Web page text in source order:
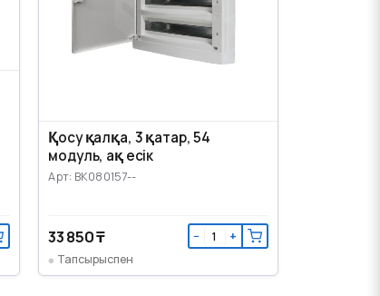
Қосу қалқа, 3 қатар, 54
модуль, ақ есік
Арт: BK080157--
33 850 ₸ − +
Тапсырыспен